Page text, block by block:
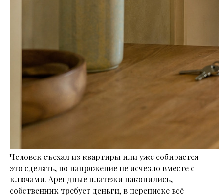
Человек съехал из квартиры или уже собирается
это сделать, но напряжение не исчезло вместе с
ключами. Арендные платежи накопились,
собственник требует деньги, в переписке всё